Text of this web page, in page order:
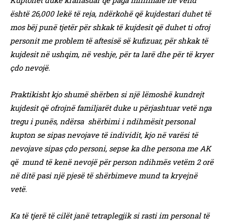
është 26,000 lekë të reja, ndërkohë që kujdestari duhet të
mos bëj punë tjetër për shkak të kujdesit që duhet ti ofroj
personit me problem të aftesisë së kufizuar, për shkak të
kujdesit në ushqim, në veshje, për ta larë dhe për të kryer
çdo nevojë.
Praktikisht kjo shumë shërben si një lëmoshë kundrejt
kujdesit që ofrojnë familjarët duke u përjashtuar vetë nga
tregu i punës, ndërsa shërbimi i ndihmësit personal
kupton se sipas nevojave të individit, kjo në varësi të
nevojave sipas çdo personi, sepse ka dhe persona me AK
që mund të kenë nevojë për person ndihmës vetëm 2 orë
në ditë pasi një pjesë të shërbimeve mund ta kryejnë
vetë.
Ka të tjerë të cilët janë tetraplegjik si rasti im personal të